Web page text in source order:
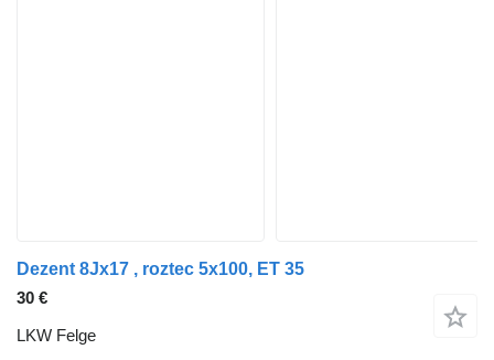
Dezent 8Jx17 , roztec 5x100, ET 35
30 €
LKW Felge